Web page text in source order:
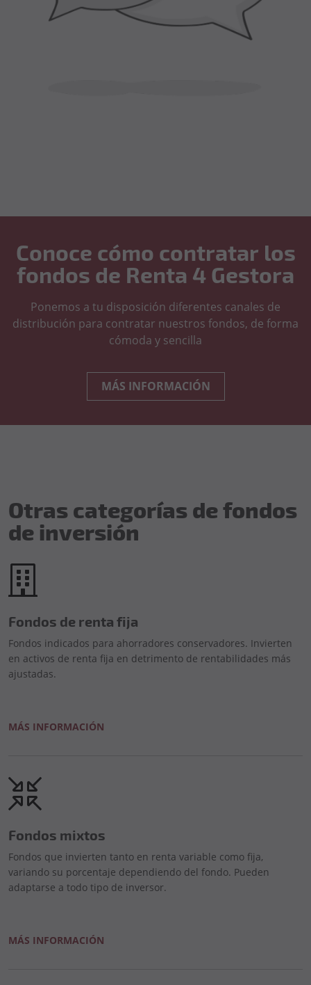
Conoce cómo contratar los
fondos de Renta 4 Gestora
Ponemos a tu disposición diferentes canales de
distribución para contratar nuestros fondos, de forma
cómoda y sencilla
MÁS INFORMACIÓN
Otras categorías de fondos
de inversión
Fondos de renta fija
Fondos indicados para ahorradores conservadores. Invierten
en activos de renta fija en detrimento de rentabilidades más
ajustadas.
MÁS INFORMACIÓN
Fondos mixtos
Fondos que invierten tanto en renta variable como fija,
variando su porcentaje dependiendo del fondo. Pueden
adaptarse a todo tipo de inversor.
MÁS INFORMACIÓN